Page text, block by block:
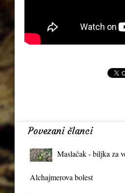
Povezani članci
Maslačak - biljka za
Alchajmerova bolest